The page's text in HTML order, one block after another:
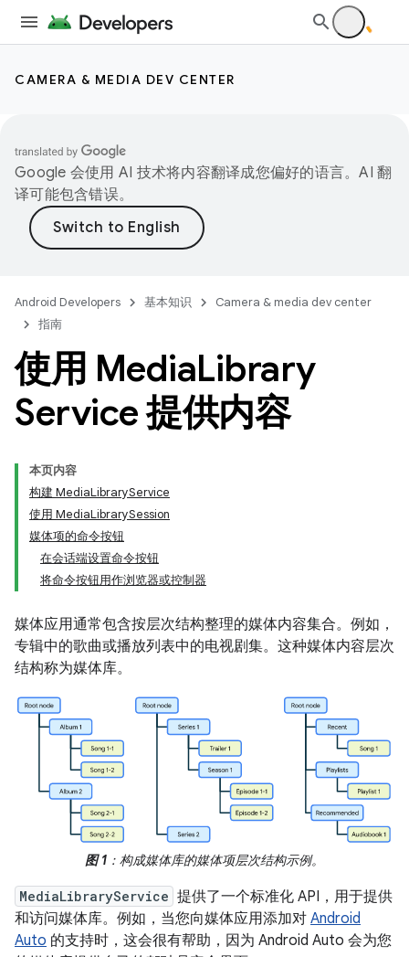
CAMERA & MEDIA DEV CENTER
Google 会使用 AI 技术将内容翻译成您偏好的语言。AI 翻
译可能包含错误。
Android Developers 基本知识
Camera & media dev center
指南
使用 MediaLibrary
Service 提供内容
本页内容
构建 MediaLibraryService
使用 MediaLibrarySession
媒体项的命令按钮
在会话端设置命令按钮
将命令按钮用作浏览器或控制器
媒体应用通常包含按层次结构整理的媒体内容集合。例如，
专辑中的歌曲或播放列表中的电视剧集。这种媒体内容层次
结构称为媒体库。
图 1 ：构成媒体库的媒体项层次结构示例。
MediaLibraryService 提供了一个标准化 API，用于提供
和访问媒体库。例如，当您向媒体应用添加对 Android
Auto 的支持时，这会很有帮助，因为 Android Auto 会为您